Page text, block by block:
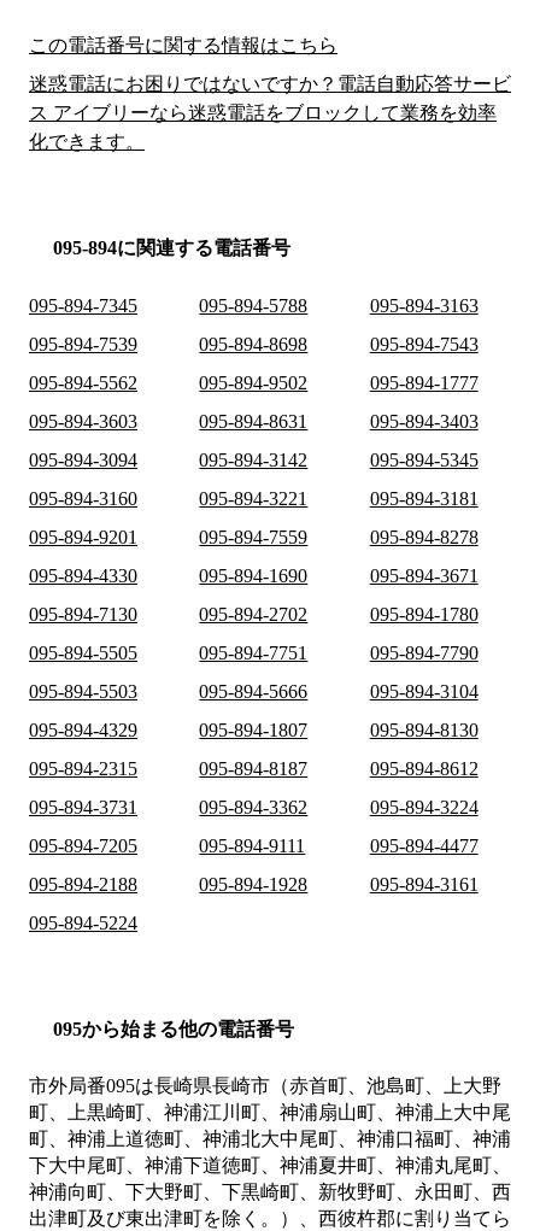
この電話番号に関する情報はこちら
迷惑電話にお困りではないですか？電話自動応答サービ
ス アイブリーなら迷惑電話をブロックして業務を効率
化できます。
095-894に関連する電話番号
095-894-7345 095-894-5788
095-894-3163
095-894-7539
095-894-8698
095-894-7543
095-894-5562
095-894-9502
095-894-1777
095-894-3603
095-894-8631
095-894-3403
095-894-3094
095-894-3142
095-894-5345
095-894-3160
095-894-3221
095-894-3181
095-894-9201
095-894-7559
095-894-8278
095-894-4330
095-894-1690
095-894-3671
095-894-7130
095-894-2702
095-894-1780
095-894-5505
095-894-7751
095-894-7790
095-894-5503
095-894-5666
095-894-3104
095-894-4329
095-894-1807
095-894-8130
095-894-2315
095-894-8187
095-894-8612
095-894-3731
095-894-3362
095-894-3224
095-894-7205
095-894-9111
095-894-4477
095-894-2188
095-894-1928
095-894-3161
095-894-5224
095から始まる他の電話番号
市外局番095は長崎県長崎市（赤首町、池島町、上大野
町、上黒崎町、神浦江川町、神浦扇山町、神浦上大中尾
町、神浦上道徳町、神浦北大中尾町、神浦口福町、神浦
下大中尾町、神浦下道徳町、神浦夏井町、神浦丸尾町、
神浦向町、下大野町、下黒崎町、新牧野町、永田町、西
出津町及び東出津町を除く。）、西彼杵郡に割り当てら